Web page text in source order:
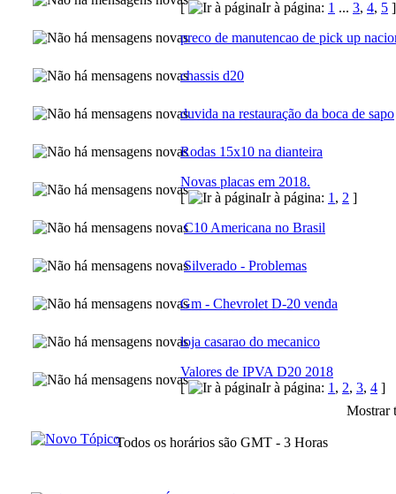
[ Ir à página: 1 ... 3, 4, 5 ]
preco de manutencao de pick up
chassis d20
duvida na restauração da boca de sapo
Rodas 15x10 na dianteira
Novas placas em 2018.
[
Ir à página: 1 , 2 ]
C10 Americana no Brasil
Silverado - Problemas
Gm - Chevrolet D-20 venda
loja casarao do mecanico
Valores de IPVA D20 2018
[
Ir à página: 1 , 2, 3, 4 ]
Mostrar
Todos os horários são GMT - 3 Horas